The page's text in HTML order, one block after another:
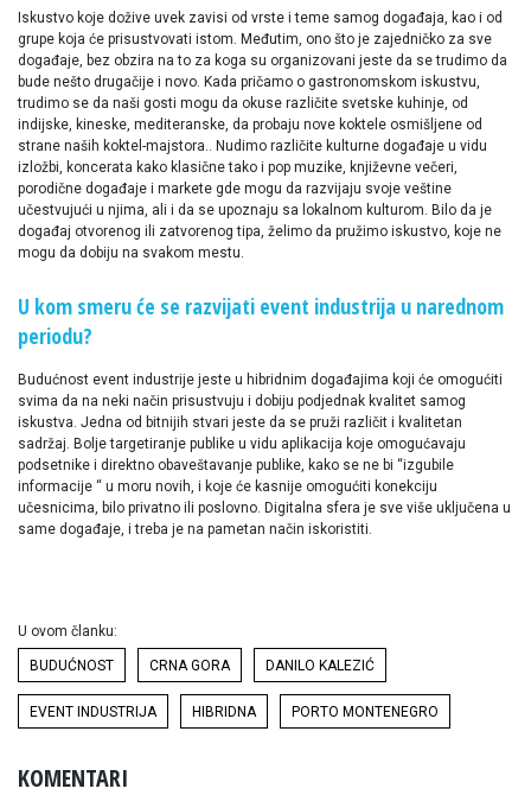
Iskustvo koje dožive uvek zavisi od vrste i teme samog događaja, kao i od
grupe koja će prisustvovati istom. Međutim, ono što je zajedničko za sve
događaje, bez obzira na to za koga su organizovani jeste da se trudimo da
bude nešto drugačije i novo. Kada pričamo o gastronomskom iskustvu,
trudimo se da naši gosti mogu da okuse različite svetske kuhinje, od
indijske, kineske, mediteranske, da probaju nove koktele osmišljene od
strane naših koktel-majstora.. Nudimo različite kulturne događaje u vidu
izložbi, koncerata kako klasične tako i pop muzike, književne večeri,
porodične događaje i markete gde mogu da razvijaju svoje veštine
učestvujući u njima, ali i da se upoznaju sa lokalnom kulturom. Bilo da je
događaj otvorenog ili zatvorenog tipa, želimo da pružimo iskustvo, koje ne
mogu da dobiju na svakom mestu.
U kom smeru će se razvijati event industrija u narednom
periodu?
Budućnost event industrije jeste u hibridnim događajima koji će omogućiti
svima da na neki način prisustvuju i dobiju podjednak kvalitet samog
iskustva. Jedna od bitnijih stvari jeste da se pruži različit i kvalitetan
sadržaj. Bolje targetiranje publike u vidu aplikacija koje omogućavaju
podsetnike i direktno obaveštavanje publike, kako se ne bi “izgubile
informacije “ u moru novih, i koje će kasnije omogućiti konekciju
učesnicima, bilo privatno ili poslovno. Digitalna sfera je sve više uključena u
same događaje, i treba je na pametan način iskoristiti.
U ovom članku:
BUDUĆNOST CRNA GORA DANILO KALEZIĆ
EVENT INDUSTRIJA HIBRIDNA PORTO MONTENEGRO
KOMENTARI